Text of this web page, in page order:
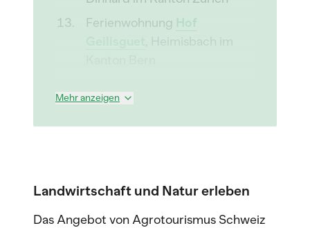
Ferienwohnung Hof
Mehr anzeigen
Landwirtschaft und Natur erleben
Das Angebot von Agrotourismus Schweiz